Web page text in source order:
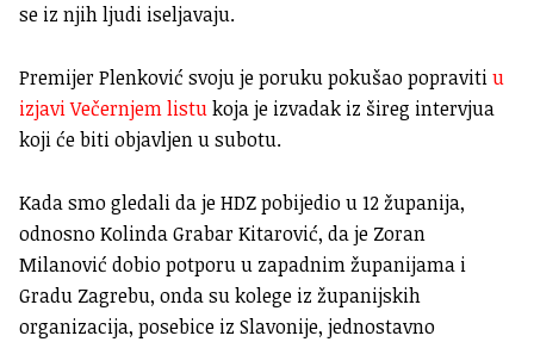
se iz njih ljudi iseljavaju.
Premijer Plenković svoju je poruku pokušao popravitiu
izjavi Večernjem listukoja je izvadak iz šireg intervjua
koji će biti objavljen u subotu.
Kada smo gledali da je HDZ pobijedio u 12 županija,
odnosno Kolinda Grabar Kitarović, da je Zoran
Milanović dobio potporu u zapadnim županijama i
Gradu Zagrebu, onda su kolege iz županijskih
organizacija, posebice iz Slavonije, jednostavno